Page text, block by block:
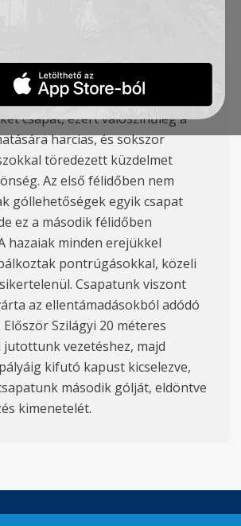
és Milićević.
küzdött meg egymással
csapat, ezért valószínűleg a
harcias, és sokszor
töredezett küzdelmet
Az első félidőben nem
góllehetőségek egyik csapat
ez a második félidőben
hazaiak minden erejükkel
pontrúgásokkal, közeli
Csapatunk viszont
az ellentámadásokból adódó
Szilágyi 20 méteres
vezetéshez, majd
kifutó kapust kicselezve,
második gólját, eldöntve
kimenetelét.